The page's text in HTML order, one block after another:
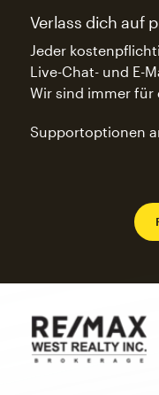
Verlass dich auf
Jeder
Live-Chat- und E-
Wir sind immer für
Supportoptionen